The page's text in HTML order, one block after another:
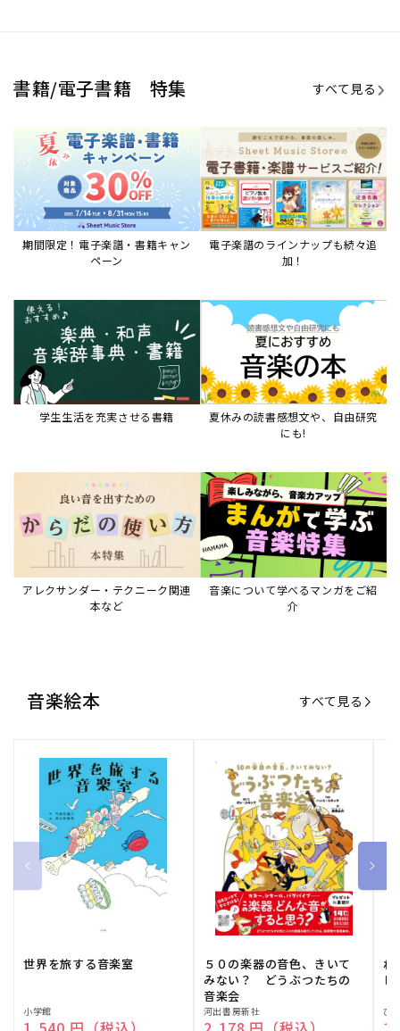
書籍/電子書籍 特集 すべて見る
期間限定！電子楽譜・書籍キャン
ペーン
電子楽譜のラインナップも続々追
加！
学生生活を充実させる書籍
夏休みの読書感想文や、自由研究
にも!
アレクサンダー・テクニーク関連
本など
音楽について学べるマンガをご紹
介
音楽絵本 すべて見る
世界を旅する音楽室
販
小学館
５０の楽器の音色、きいて
みない？ どうぶつたちの
音楽会
販
河出書房新社
ね
販ひ